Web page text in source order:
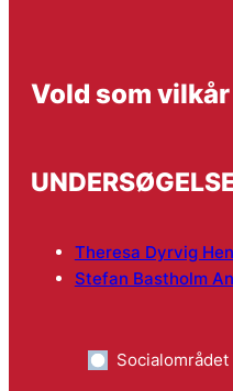
Vold som vilkår
Theresa Dyrvig
Stefan Bastholm
Socialområdet